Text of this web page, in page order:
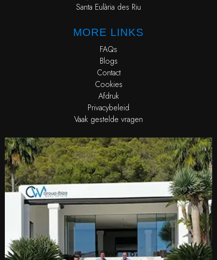
Santa Eulària des Riu
MORE LINKS
FAQs
Blogs
Contact
Cookies
Afdruk
Privacybeleid
Vaak gestelde vragen